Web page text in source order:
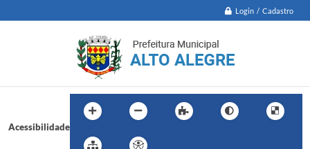
Login / Cadastro
Acessibilidade